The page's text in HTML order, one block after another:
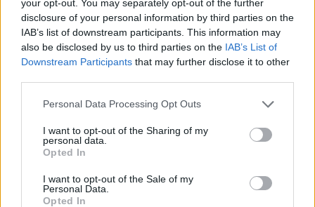
your opt-out. You may separately opt-out of the further
disclosure of your personal information by third parties on the
IAB’s list of downstream participants. This information may
also be disclosed by us to third parties on the IAB’s List of
Downstream Participants that may further disclose it to other
Personal Data Processing Opt Outs
I want to opt-out of the Sharing of my
personal data.
Opted In
I want to opt-out of the Sale of my
Personal Data.
Opted In